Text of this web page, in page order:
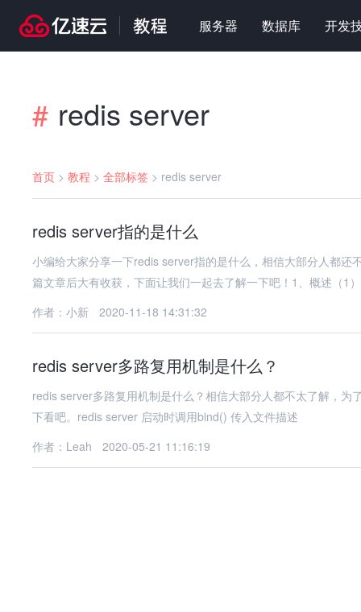
服务器 数据库 开发
# redis server
首页 > 教程 > 全部标签 > redis server
redis server指的是什么
小编给大家分享一下redis server指的是什么，相信大部分人都
篇文章后大有收获，下面让我们一起去了解一下吧！1、概述（1
作者：小新
2020-11-18 14:31:32
redis server多路复用机制是什么？
redis server多路复用机制是什么？相信大部分人都不太了解，
下看吧。redis server 启动时调用bind() 传入文件描述
作者：Leah
2020-05-21 11:16:19